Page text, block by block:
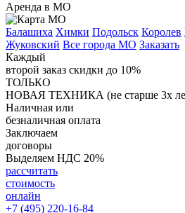
Аренда в МО
Балашиха Химки Подольск Королев
Жуковский Все города МО Заказать
Каждый
второй заказ скидки до 10%
ТОЛЬКО
НОВАЯ ТЕХНИКА (не старше 3х
Наличная или
безналичная оплата
Заключаем
договоры
Выделяем НДС 20%
рассчитать
стоимость
онлайн
+7 (495) 220-16-84